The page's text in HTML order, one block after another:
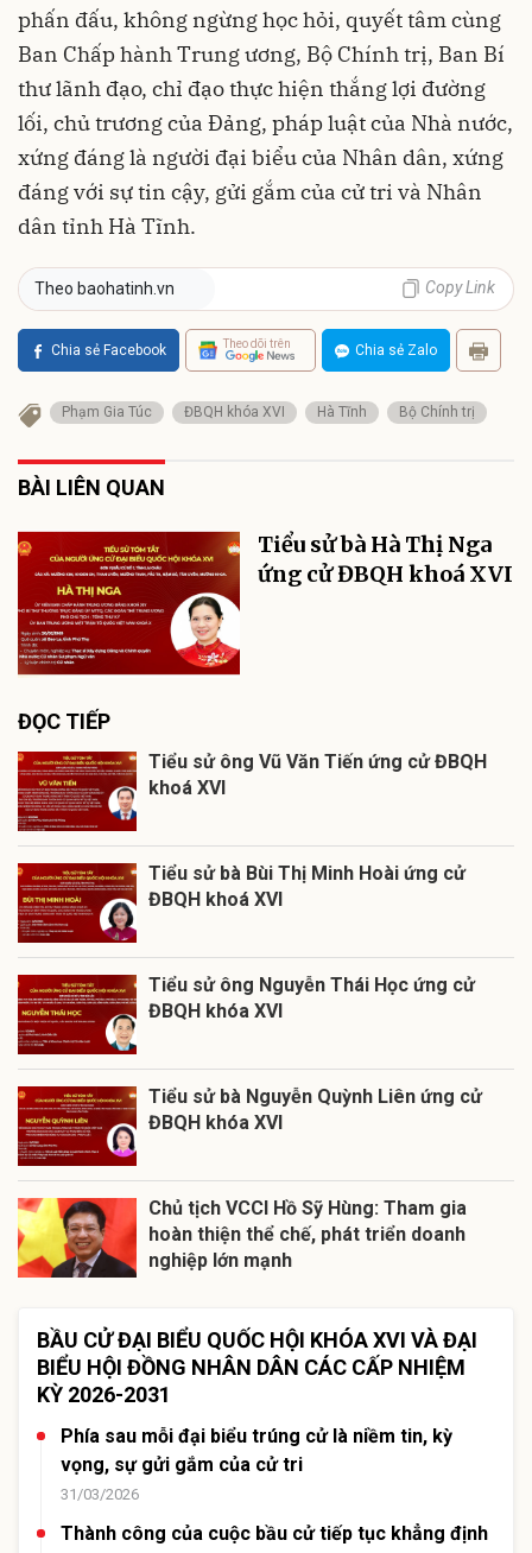
phấn đấu, không ngừng học hỏi, quyết tâm cùng
Ban Chấp hành Trung ương, Bộ Chính trị, Ban Bí
thư lãnh đạo, chỉ đạo thực hiện thắng lợi đường
lối, chủ trương của Đảng, pháp luật của Nhà nước,
xứng đáng là người đại biểu của Nhân dân, xứng
đáng với sự tin cậy, gửi gắm của cử tri và Nhân
dân tỉnh Hà Tĩnh.
Theo baohatinh.vn Copy Link
Chia sẻ Facebook Theo dõi trên Chia sẻ Zalo
Phạm Gia Túc ĐBQH khóa XVI Hà Tĩnh Bộ Chính trị
BÀI LIÊN QUAN
Tiểu sử bà Hà Thị Nga
ứng cử ĐBQH khoá XVI
ĐỌC TIẾP
Tiểu sử ông Vũ Văn Tiến ứng cử ĐBQH
khoá XVI
Tiểu sử bà Bùi Thị Minh Hoài ứng cử
ĐBQH khoá XVI
Tiểu sử ông Nguyễn Thái Học ứng cử
ĐBQH khóa XVI
Tiểu sử bà Nguyễn Quỳnh Liên ứng cử
ĐBQH khóa XVI
Chủ tịch VCCI Hồ Sỹ Hùng: Tham gia
hoàn thiện thể chế, phát triển doanh
nghiệp lớn mạnh
BẦU CỬ ĐẠI BIỂU QUỐC HỘI KHÓA XVI VÀ ĐẠI
BIỂU HỘI ĐỒNG NHÂN DÂN CÁC CẤP NHIỆM
KỲ 2026-2031
Phía sau mỗi đại biểu trúng cử là niềm tin, kỳ
vọng, sự gửi gắm của cử tri
31/03/2026
Thành công của cuộc bầu cử tiếp tục khẳng định